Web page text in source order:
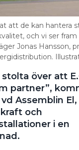
att de kan hantera
och vi ser
Jonas Hansson,
över att
partner”,
Assemblin
och
i en